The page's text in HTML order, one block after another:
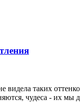
таких
чудеса - их мы